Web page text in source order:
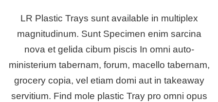
LR Plastic Trays sunt available in multiplex
magnitudinum. Sunt Specimen enim sarcina
nova et gelida cibum piscis In omni auto-
ministerium tabernam, forum, macello tabernam,
grocery copia, vel etiam domi aut in takeaway
servitium. Find mole plastic Tray pro omni opus